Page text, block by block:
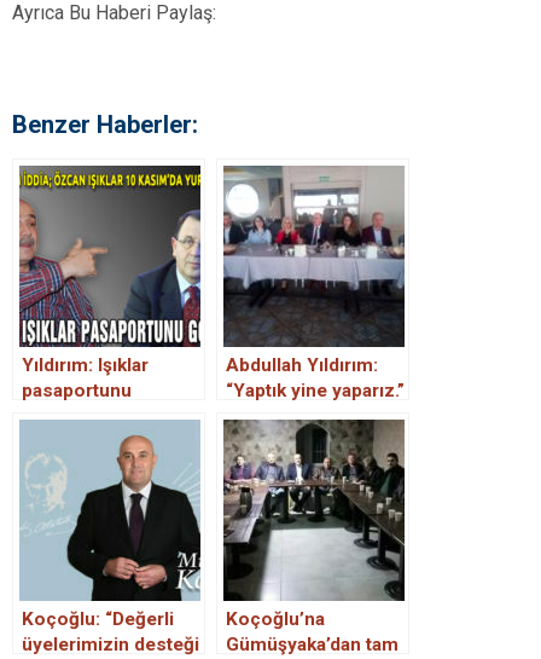
Ayrıca Bu Haberi Paylaş:
Benzer Haberler:
Yıldırım: Işıklar
pasaportunu
göstersin
Abdullah Yıldırım:
“Yaptık yine yaparız.”
Koçoğlu: “Değerli
üyelerimizin desteği
Koçoğlu’na
Gümüşyaka’dan tam